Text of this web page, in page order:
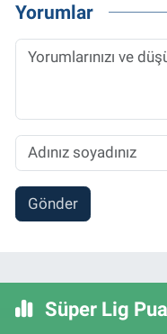
Yorumlar
Gönder
Süper Lig